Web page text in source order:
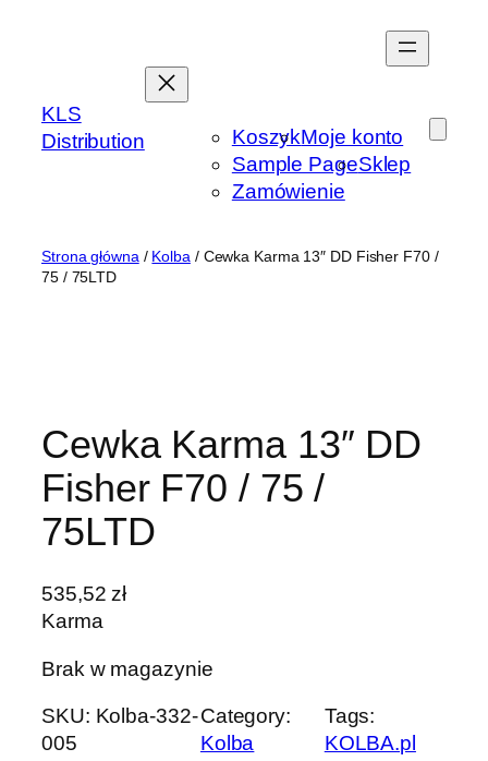
KLS
Distribution
KoszykMoje konto
Sample PageSklep
Zamówienie
Strona główna / Kolba / Cewka Karma 13″ DD Fisher F70 /
75 / 75LTD
Cewka Karma 13″ DD
Fisher F70 / 75 /
75LTD
535,52zł
Karma
Brak w magazynie
SKU: Kolba-332-
005
Category:
Kolba
Tags:
KOLBA.pl